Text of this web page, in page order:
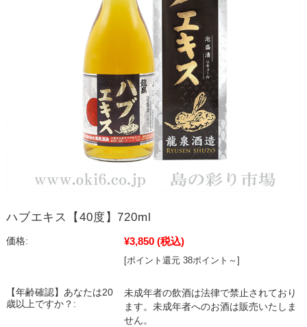
ハブエキス【40度】720ml
価格: ¥3,850 (税込)
[ポイント還元 38ポイント～]
【年齢確認】あなたは20
歳以上ですか？:
未成年者の飲酒は法律で禁止されており
ます。未成年者へのお酒は販売いたしま
せん。